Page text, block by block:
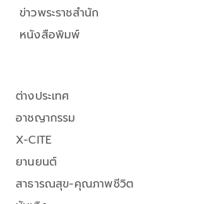
ข่าวพระราชสำนัก
หนังสือพิมพ์
ต่างประเทศ
อาชญากรรม
X-CITE
ยานยนต์
สาธารณสุข-คุณภาพชีวิต